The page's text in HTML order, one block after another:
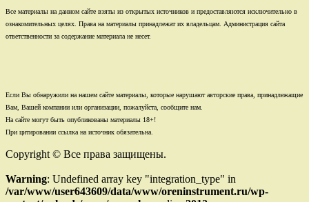
Все материалы на данном сайте взяты из открытых источников и предоставляются исключительно в
ознакомительных целях. Права на материалы принадлежат их владельцам. Администрация сайта
ответственности за содержание материала не несет.
Если Вы обнаружили на нашем сайте материалы, которые нарушают авторские права, принадлежащие
Вам, Вашей компании или организации, пожалуйста, сообщите нам.
На сайте могут быть опубликованы материалы 18+!
При цитировании ссылка на источник обязательна.
Copyright © Все права защищены.
Warning: Undefined array key "integration_type" in
/var/www/user643609/data/www/oreninstrument.ru/wp-